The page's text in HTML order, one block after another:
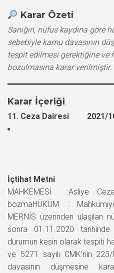
Karar Özeti
Sanığın, nüfus kaydına göre
sebebiyle kamu davasının
tespit edilmesi gerektiğine ve
bozulmasına karar verilmiştir.
Karar İçeriği
11. Ceza Dairesi 2021/
İçtihat Metni
MAHKEMESİ :Asliye
bozmaHÜKÜM :
MERNİS üzerinden ulaşılan
sonra 01.11.2020
durumun kesin olarak tespiti
ve 5271 sayılı CMK’nin
davasının düşmesine